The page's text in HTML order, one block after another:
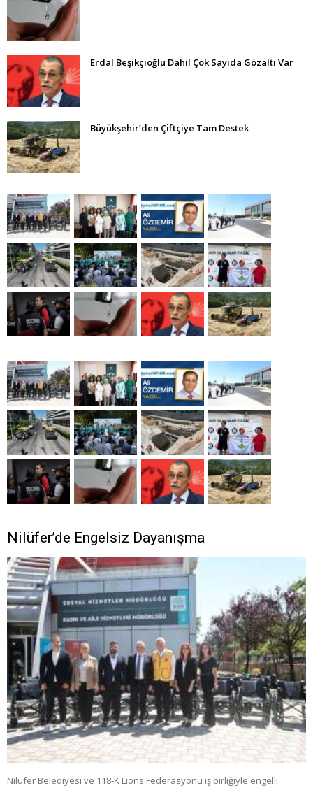
Erdal Beşikçioğlu Dahil Çok Sayıda Gözaltı Var
Büyükşehir’den Çiftçiye Tam Destek
Nilüfer’de Engelsiz Dayanışma
Nilüfer Belediyesi ve 118-K Lions Federasyonu iş birliğiyle engelli